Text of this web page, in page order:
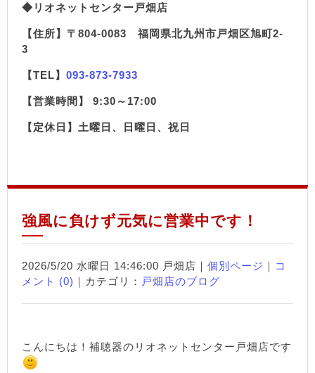
◆リオネットセンター戸畑店
【住所】〒804-0083 福岡県北九州市戸畑区旭町2-
3
【TEL】 093-873-7933
【営業時間】 9:30～17:00
【定休日】土曜日、日曜日、祝日
強風に負けず元気に営業中です！
2026/5/20 水曜日 14:46:00 戸畑店｜ 個別ページ ｜ コ
メント (0) ｜カテゴリ： 戸畑店のブログ
こんにちは！補聴器のリオネットセンター戸畑店です